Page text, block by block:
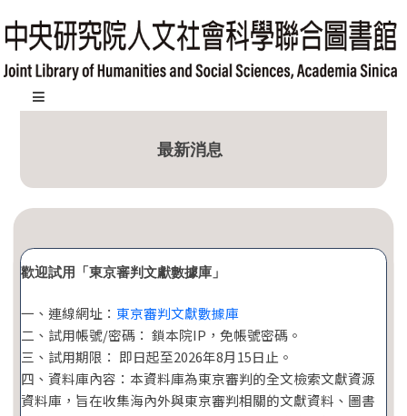
跳
到
主
內
塊
最新消息
歡迎試用「東京審判文獻數據庫」
一、連線網址： 東京審判文獻數據庫
二、試用帳號/密碼： 鎖本院IP，免帳號密碼。
三、試用期限： 即日起至2026年8月15日止。
四、資料庫內容：本資料庫為東京審判的全文檢索文獻資源
資料庫，旨在收集海內外與東京審判相關的文獻資料、圖書